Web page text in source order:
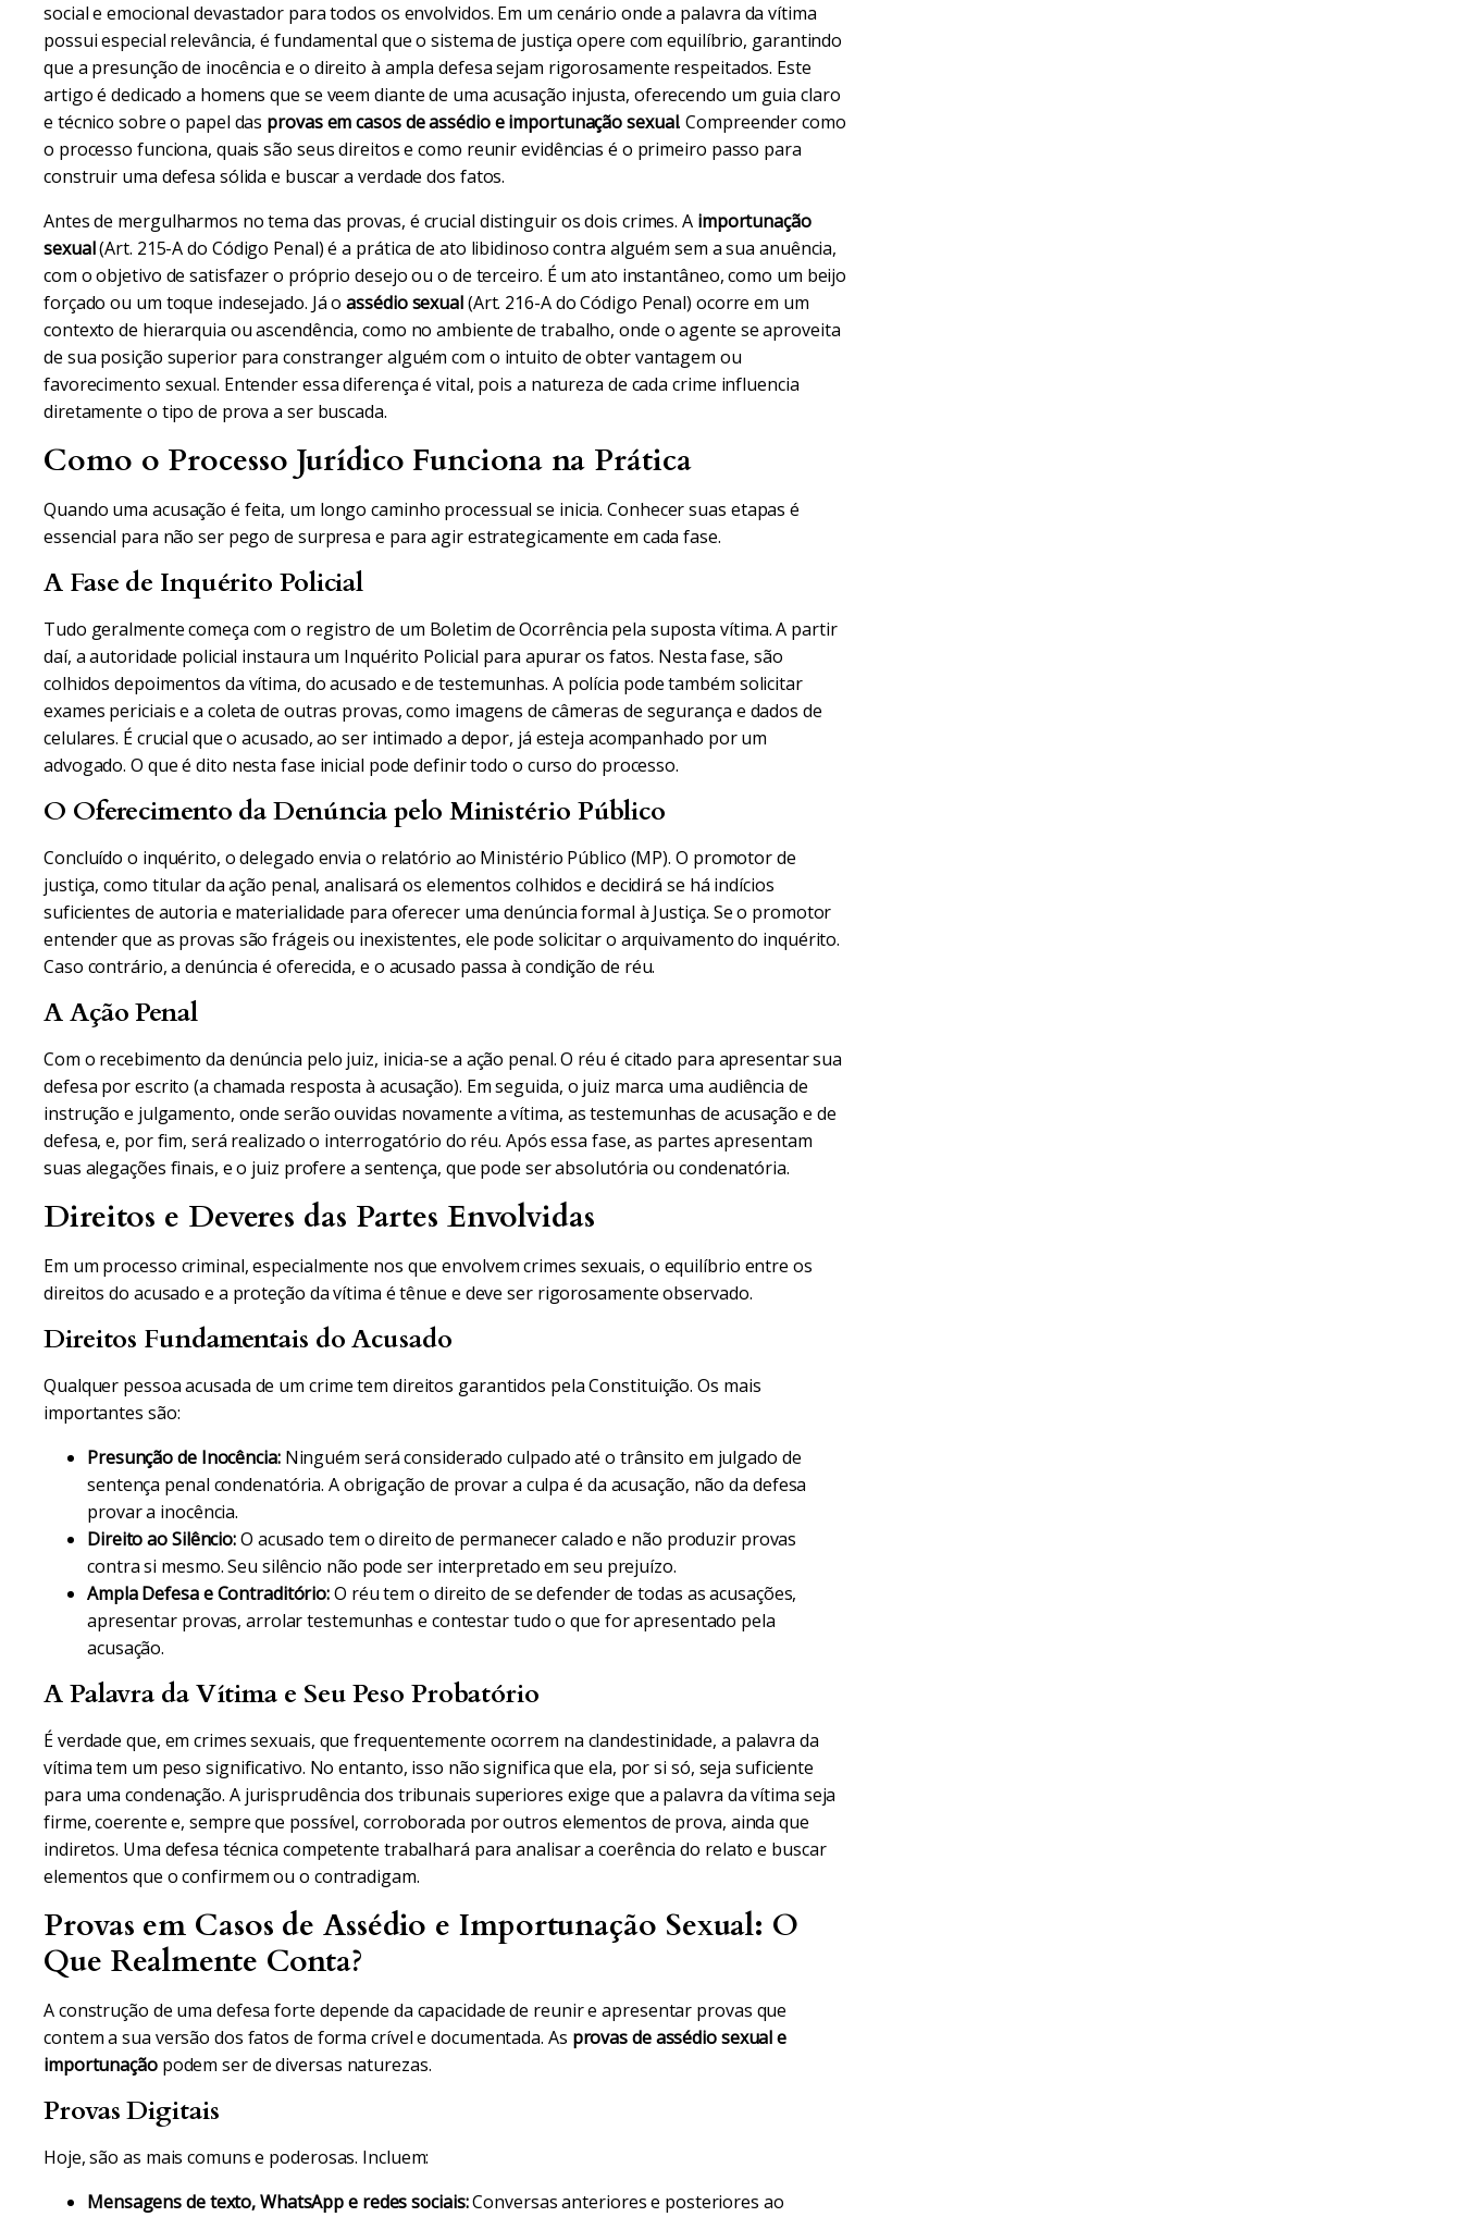
social e emocional devastador para todos os envolvidos. Em um cenário onde a palavra da vítima
possui especial relevância, é fundamental que o sistema de justiça opere com equilíbrio, garantindo
que a presunção de inocência e o direito à ampla defesa sejam rigorosamente respeitados. Este
artigo é dedicado a homens que se veem diante de uma acusação injusta, oferecendo um guia claro
e técnico sobre o papel das provas em casos de assédio e importunação sexual. Compreender como
o processo funciona, quais são seus direitos e como reunir evidências é o primeiro passo para
construir uma defesa sólida e buscar a verdade dos fatos.
Antes de mergulharmos no tema das provas, é crucial distinguir os dois crimes. A importunação
sexual(Art. 215-A do Código Penal) é a prática de ato libidinoso contra alguém sem a sua anuência,
com o objetivo de satisfazer o próprio desejo ou o de terceiro. É um ato instantâneo, como um beijo
forçado ou um toque indesejado. Já oassédio sexual(Art. 216-A do Código Penal) ocorre em um
contexto de hierarquia ou ascendência, como no ambiente de trabalho, onde o agente se aproveita
de sua posição superior para constranger alguém com o intuito de obter vantagem ou
favorecimento sexual. Entender essa diferença é vital, pois a natureza de cada crime influencia
diretamente o tipo de prova a ser buscada.
Como o Processo Jurídico Funciona na Prática
Quando uma acusação é feita, um longo caminho processual se inicia. Conhecer suas etapas é
essencial para não ser pego de surpresa e para agir estrategicamente em cada fase.
A Fase de Inquérito Policial
Tudo geralmente começa com o registro de um Boletim de Ocorrência pela suposta vítima. A partir
daí, a autoridade policial instaura um Inquérito Policial para apurar os fatos. Nesta fase, são
colhidos depoimentos da vítima, do acusado e de testemunhas. A polícia pode também solicitar
exames periciais e a coleta de outras provas, como imagens de câmeras de segurança e dados de
celulares. É crucial que o acusado, ao ser intimado a depor, já esteja acompanhado por um
advogado. O que é dito nesta fase inicial pode definir todo o curso do processo.
O Oferecimento da Denúncia pelo Ministério Público
Concluído o inquérito, o delegado envia o relatório ao Ministério Público (MP). O promotor de
justiça, como titular da ação penal, analisará os elementos colhidos e decidirá se há indícios
suficientes de autoria e materialidade para oferecer uma denúncia formal à Justiça. Se o promotor
entender que as provas são frágeis ou inexistentes, ele pode solicitar o arquivamento do inquérito.
Caso contrário, a denúncia é oferecida, e o acusado passa à condição de réu.
A Ação Penal
Com o recebimento da denúncia pelo juiz, inicia-se a ação penal. O réu é citado para apresentar sua
defesa por escrito (a chamada resposta à acusação). Em seguida, o juiz marca uma audiência de
instrução e julgamento, onde serão ouvidas novamente a vítima, as testemunhas de acusação e de
defesa, e, por fim, será realizado o interrogatório do réu. Após essa fase, as partes apresentam
suas alegações finais, e o juiz profere a sentença, que pode ser absolutória ou condenatória.
Direitos e Deveres das Partes Envolvidas
Em um processo criminal, especialmente nos que envolvem crimes sexuais, o equilíbrio entre os
direitos do acusado e a proteção da vítima é tênue e deve ser rigorosamente observado.
Direitos Fundamentais do Acusado
Qualquer pessoa acusada de um crime tem direitos garantidos pela Constituição. Os mais
importantes são:
Presunção de Inocência:Ninguém será considerado culpado até o trânsito em julgado de
sentença penal condenatória. A obrigação de provar a culpa é da acusação, não da defesa
provar a inocência.
Direito ao Silêncio:O acusado tem o direito de permanecer calado e não produzir provas
contra si mesmo. Seu silêncio não pode ser interpretado em seu prejuízo.
Ampla Defesa e Contraditório:O réu tem o direito de se defender de todas as acusações,
apresentar provas, arrolar testemunhas e contestar tudo o que for apresentado pela
acusação.
A Palavra da Vítima e Seu Peso Probatório
É verdade que, em crimes sexuais, que frequentemente ocorrem na clandestinidade, a palavra da
vítima tem um peso significativo. No entanto, isso não significa que ela, por si só, seja suficiente
para uma condenação. A jurisprudência dos tribunais superiores exige que a palavra da vítima seja
firme, coerente e, sempre que possível, corroborada por outros elementos de prova, ainda que
indiretos. Uma defesa técnica competente trabalhará para analisar a coerência do relato e buscar
elementos que o confirmem ou o contradigam.
Provas em Casos de Assédio e Importunação Sexual: O
Que Realmente Conta?
A construção de uma defesa forte depende da capacidade de reunir e apresentar provas que
contem a sua versão dos fatos de forma crível e documentada. As provas de assédio sexual e
importunaçãopodem ser de diversas naturezas.
Provas Digitais
Hoje, são as mais comuns e poderosas. Incluem:
Mensagens de texto, WhatsApp e redes sociais:Conversas anteriores e posteriores ao